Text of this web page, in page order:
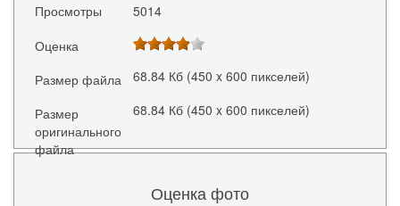
Просмотры
5014
Оценка
Размер файла
68.84 Кб (450 x 600 пикселей)
Размер
оригинального
файла
68.84 Кб (450 x 600 пикселей)
Оценка фото